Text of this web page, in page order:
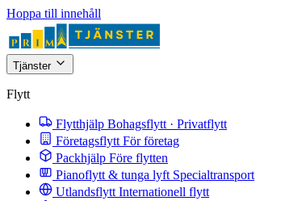
Hoppa till innehåll
Tjänster
Flytt
Flytthjälp Bohagsflytt · Privatflytt
Företagsflytt För företag
Packhjälp Före flytten
Pianoflytt & tunga lyft Specialtransport
Utlandsflytt Internationell flytt